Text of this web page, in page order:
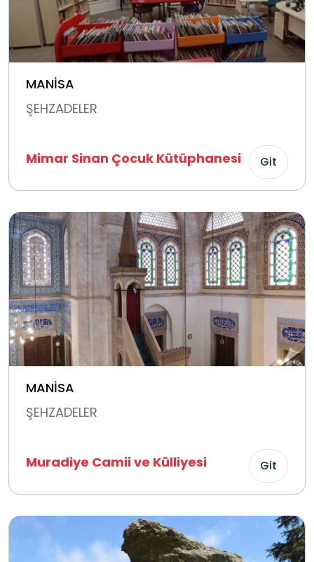
MANİSA
ŞEHZADELER
Mimar Sinan Çocuk Kütüphanesi Git
MANİSA
ŞEHZADELER
Muradiye Camii ve Külliyesi Git